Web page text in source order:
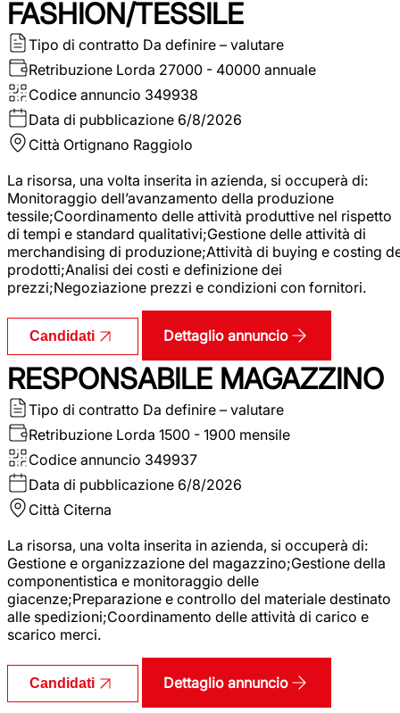
FASHION/TESSILE
Tipo di contratto Da definire – valutare
Retribuzione Lorda 27000 - 40000 annuale
Codice annuncio 349938
Data di pubblicazione 6/8/2026
Città Ortignano Raggiolo
La risorsa, una volta inserita in azienda, si occuperà di:
Monitoraggio dell’avanzamento della produzione
tessile;Coordinamento delle attività produttive nel rispetto
di tempi e standard qualitativi;Gestione delle attività di
merchandising di produzione;Attività di buying e costing
prodotti;Analisi dei costi e definizione dei
prezzi;Negoziazione prezzi e condizioni con fornitori.
Candidati Dettaglio annuncio
RESPONSABILE MAGAZZINO
Tipo di contratto Da definire – valutare
Retribuzione Lorda 1500 - 1900 mensile
Codice annuncio 349937
Data di pubblicazione 6/8/2026
Città Citerna
La risorsa, una volta inserita in azienda, si occuperà di:
Gestione e organizzazione del magazzino;Gestione della
componentistica e monitoraggio delle
giacenze;Preparazione e controllo del materiale destinato
alle spedizioni;Coordinamento delle attività di carico e
scarico merci.
Candidati Dettaglio annuncio